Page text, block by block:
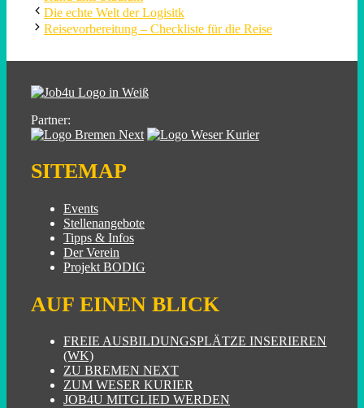
Die echte Welt der Logisitk
Reisevorbereitung – Checkliste für die Reise
Partner:
SITEMAP
Events
Stellenangebote
Tipps & Infos
Der Verein
Projekt BODIG
AUF EINEN BLICK
FREIE AUSBILDUNGSPLÄTZE INSERIEREN
(WK)
ZU BREMEN NEXT
ZUM WESER KURIER
JOB4U MITGLIED WERDEN